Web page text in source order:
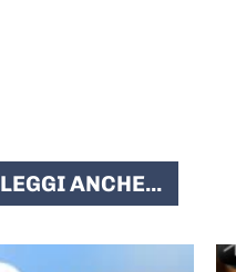
LEGGI ANCHE...